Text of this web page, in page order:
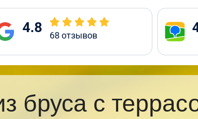
4.8 68 отзывов
бруса с